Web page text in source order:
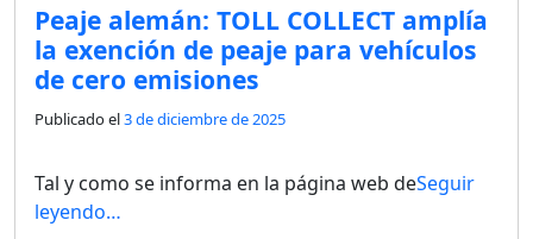
Peaje alemán: TOLL COLLECT amplía
la exención de peaje para vehículos
de cero emisiones
Publicado el3 de diciembre de 2025
Tal y como se informa en la página web deSeguir
leyendo…